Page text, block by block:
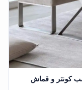
كونتر و قماش